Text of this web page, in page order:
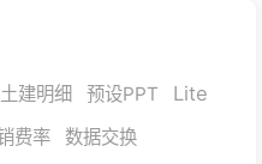
土建明细 预设PPT Lite
费率
数据交换